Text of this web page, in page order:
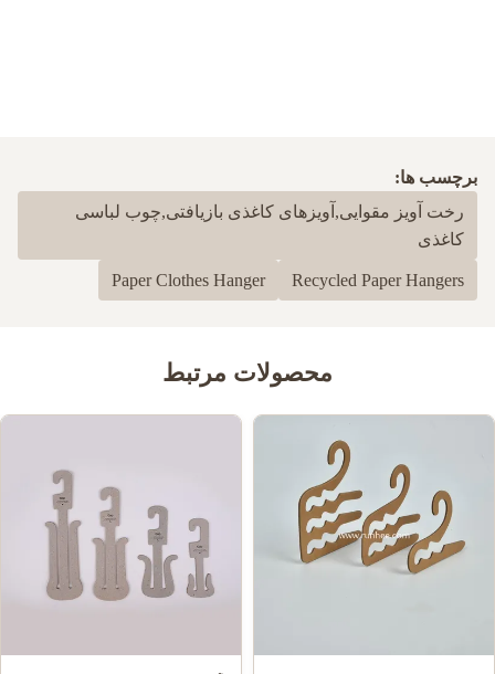
برچسب ها:
رخت آویز مقوایی,آویزهای کاغذی بازیافتی,چوب لباسی
کاغذی
Recycled Paper Hangers
Paper Clothes Hanger
محصولات مرتبط